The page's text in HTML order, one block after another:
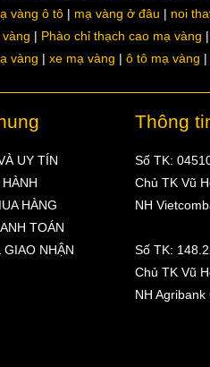
vàng ô tô mạ vàng ở đâu noi
Phào chỉ thạch cao mạ vàng
vàng xe mạ vàng ô tô mạ vàng
UY TÍN
HÀNG
TOÁN
GIAO NHẬN
Thông
Số TK:
Chủ TK Vũ
NH
Số TK:
Chủ TK Vũ
NH